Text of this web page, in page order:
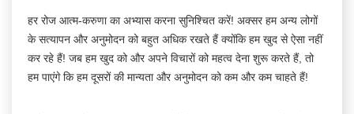
हर रोज आत्म-करुणा का अभ्यास करना सुनिश्चित करें! अक्सर हम अन्य लोगों
के सत्यापन और अनुमोदन को बहुत अधिक रखते हैं क्योंकि हम खुद से ऐसा नहीं
कर रहे हैं! जब हम खुद को और अपने विचारों को महत्व देना शुरू करते हैं, तो
हम पाएंगे कि हम दूसरों की मान्यता और अनुमोदन को कम और कम चाहते हैं!